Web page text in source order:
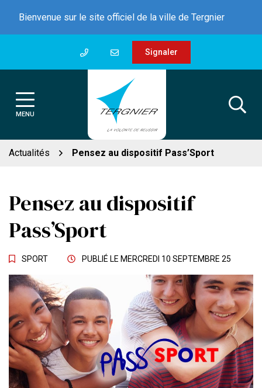
contenu
Bienvenue sur le site officiel de la ville de Tergnier
Signaler
MENU
Actualités Pensez au dispositif Pass’Sport
Pensez au dispositif
Pass’Sport
SPORT PUBLIÉ LE MERCREDI 10 SEPTEMBRE 25